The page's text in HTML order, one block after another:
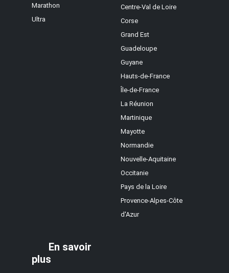
Marathon
Ultra
Centre-Val de Loire
Corse
Grand Est
Guadeloupe
Guyane
Hauts-de-France
Île-de-France
La Réunion
Martinique
Mayotte
Normandie
Nouvelle-Aquitaine
Occitanie
Pays de la Loire
Provence-Alpes-Côte
d'Azur
En savoir
plus